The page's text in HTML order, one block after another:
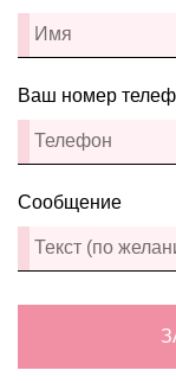
Ваш номер
Сообщение